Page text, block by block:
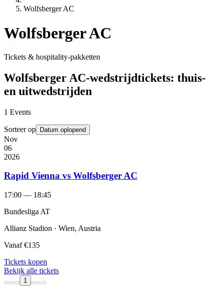
Wolfsberger AC
Wolfsberger AC
Tickets & hospitality-pakketten
Wolfsberger AC-wedstrijdtickets: thuis-
en uitwedstrijden
1 Events
Sorteer op Datum oplopend
Nov
06
2026
Rapid Vienna vs Wolfsberger AC
17:00 — 18:45
Bundesliga AT
Allianz Stadion · Wien, Austria
Vanaf€135
Tickets kopen
Bekijk alle tickets
1